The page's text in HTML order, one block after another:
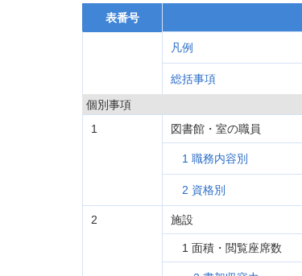
表番号
凡例
総括事項
個別事項
1
図書館・室の職員
1 職務内容別
2 資格別
2 施設
1 面積・閲覧座席数